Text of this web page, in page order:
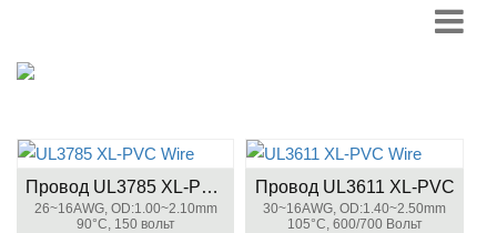
Провод UL3785 XL-PVC
26~16AWG, OD:1.00~2.10mm
90°C, 150 вольт
Провод UL3611 XL-PVC
30~16AWG, OD:1.40~2.50mm
105°C, 600/700 Вольт